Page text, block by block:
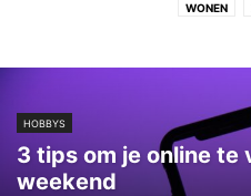
WONEN
HOBBYS
3 tips om je online te
weekend